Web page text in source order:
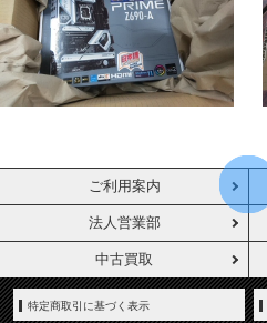
ご利用案内
法人営業部
中古買取
特定商取引に基づく表示